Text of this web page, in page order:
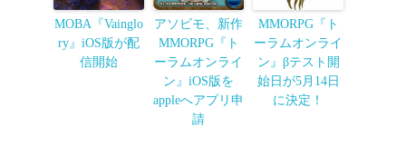
MOBA『Vainglo
ry』iOS版が配
信開始
アソビモ、新作
MMORPG『ト
ーラムオンライ
ン』iOS版を
appleへアプリ申
請
MMORPG『ト
ーラムオンライ
ン』βテスト開
始日が5月14日
に決定！